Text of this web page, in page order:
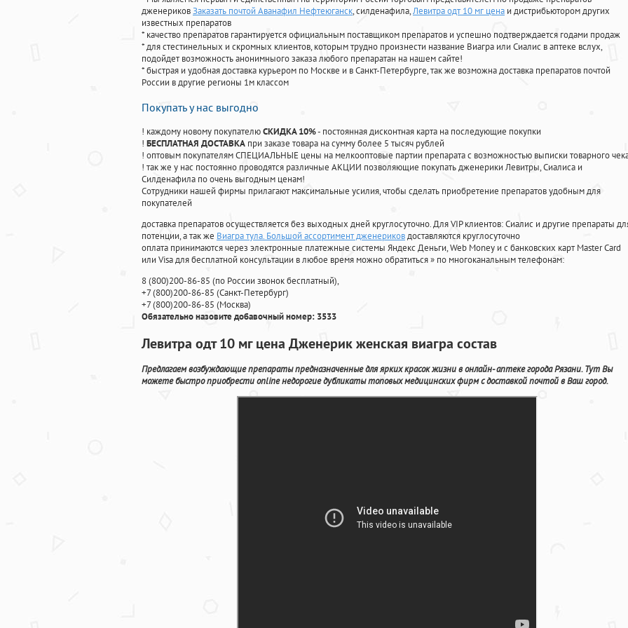
дженериковЗаказать почтой Аванафил Нефтеюганск, силденафила,Левитра одт 10 мг цена и дистрибьютором других
известных препаратов
* качество препаратов гарантируется официальным поставщиком препаратов и успешно подтверждается годами продаж
* для стестинельных и скромных клиентов, которым трудно произнести название Виагра или Сиалис в аптеке вслух,
подойдет возможность анонимныого заказа любого препаратан на нашем сайте!
* быстрая и удобная доставка курьером по Москве и в Санкт-Петербурге, так же возможна доставка препаратов почтой
России в другие регионы 1м классом
Покупать у нас выгодно
! каждому новому покупателюСКИДКА 10%- постоянная дисконтная карта на последующие покупки
! БЕСПЛАТНАЯ ДОСТАВКА при заказе товара на сумму более 5 тысяч рублей
! оптовым покупателям СПЕЦИАЛЬНЫЕ цены на мелкооптовые партии препарата с возможностью выписки товарного
! так же у нас постоянно проводятся различные АКЦИИ позволяющие покупать дженерики Левитры, Сиалиса и
Силденафила по очень выгодным ценам!
Cотрудники нашей фирмы прилагают максимальные усилия, чтобы сделать приобретение препаратов удобным для
покупателей
доставка препаратов осуществляется без выходных дней круглосуточно. Для VIP клиентов: Сиалис и другие препараты
потенции, а так же Виагра тула. Большой ассортимент дженериковдоставляются круглосуточно
оплата принимаются через электронные платежные системы Яндекс Деньги, Web Money и с банковских карт Master Card
или Visa для бесплатной консультации в любое время можно обратиться» по многоканальным телефонам:
8(800)200-86-85 (по России звонок бесплатный),
+7(800)200-86-85 (Санкт-Петербург)
+7(800)200-86-85 (Москва)
Обязательно назовите добавочный номер: 3533
Левитра одт 10 мг цена Дженерик женская виагра состав
Предлагаем возбуждающие препараты предназначенные для ярких красок жизни в онлайн- аптеке города Рязани. Тут Вы
можете быстро приобрести online недорогие дубликаты топовых медицинских фирм с доставкой почтой в Ваш город.